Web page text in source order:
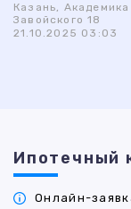
Казань, Академика
Завойского 18
21.10.2025 03:03
Ипотечный
Онлайн-